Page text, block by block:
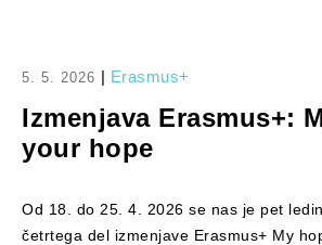
5. 5. 2026 | Erasmus+
Izmenjava Erasmus+:
your hope
Od 18. do 25. 4. 2026 se nas je pet
četrtega del izmenjave Erasmus+ My